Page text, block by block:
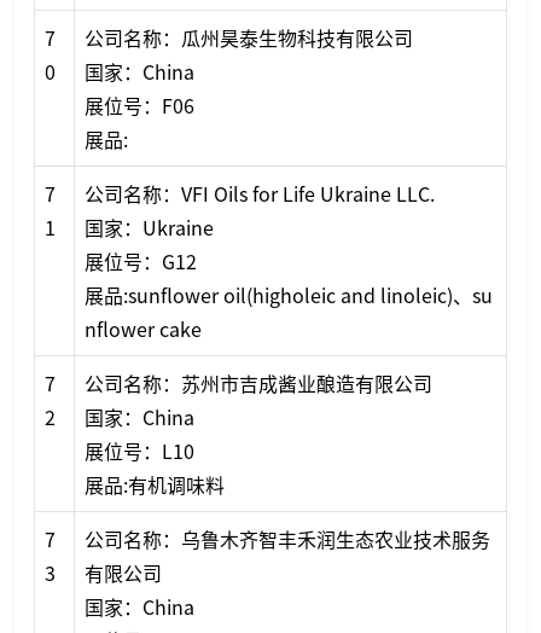
7
0
公司名称：瓜州昊泰生物科技有限公司
国家：China
展位号：F06
展品:
7
1
公司名称：VFI Oils for Life Ukraine LLC.
国家：Ukraine
展位号：G12
展品:sunflower oil(higholeic and linoleic)、su
nflower cake
7
2
公司名称：苏州市吉成酱业酿造有限公司
国家：China
展位号：L10
展品:有机调味料
7
3
公司名称：乌鲁木齐智丰禾润生态农业技术服务
有限公司
国家：China